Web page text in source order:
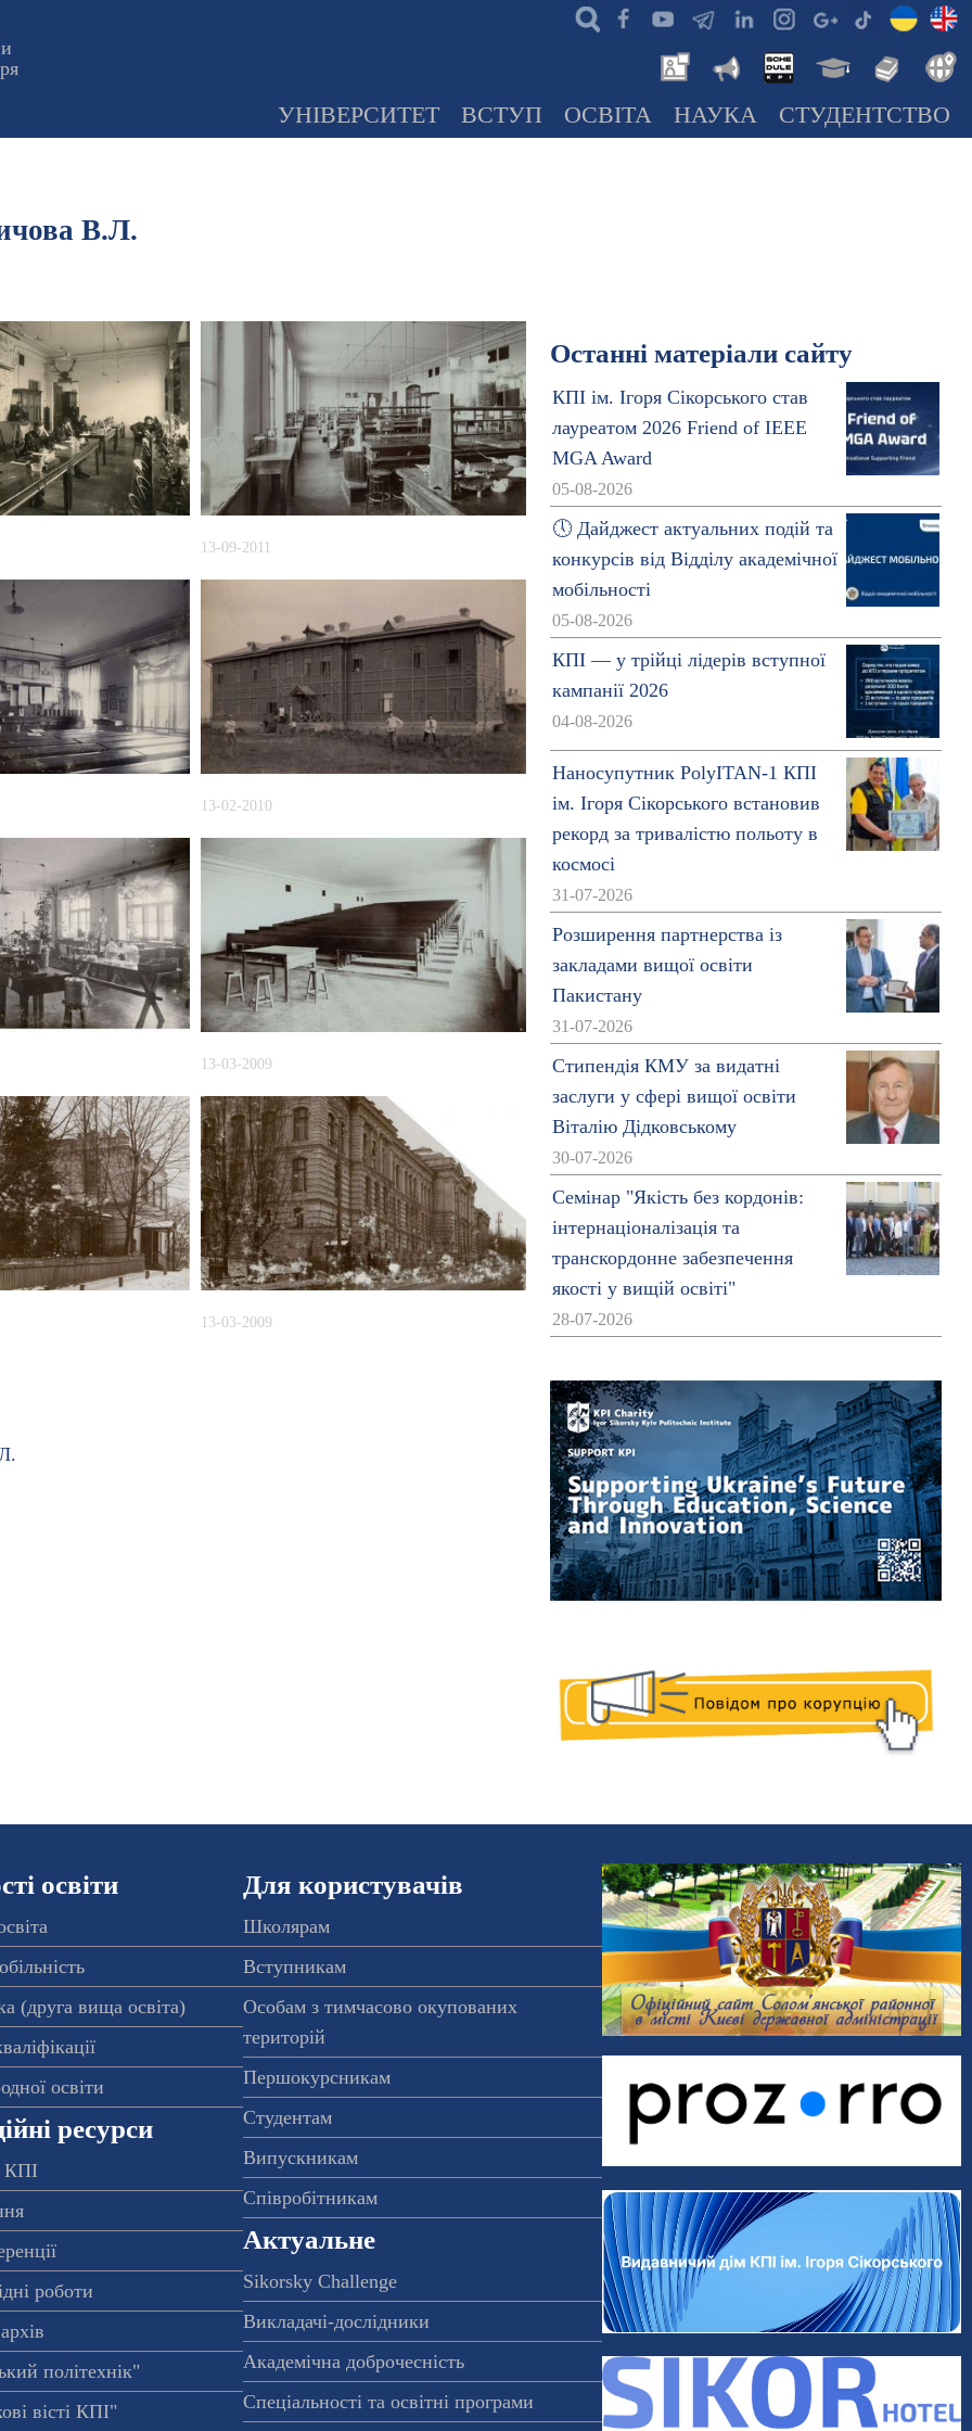
УНІВЕРСИТЕТ ВСТУП ОСВІТА НАУКА СТУДЕНТСТВО
В.Л.
13-09-2011
13-02-2010
13-03-2009
13-03-2009
Останні матеріали сайту
КПІ ім. Ігоря Сікорського став
лауреатом 2026 Friend of IEEE
MGA Award
05-08-2026
🕔 Дайджест актуальних подій та
конкурсів від Відділу академічної
мобільності
05-08-2026
КПІ — у трійці лідерів вступної
кампанії 2026
04-08-2026
Наносупутник PolyITAN-1 КПІ
ім. Ігоря Сікорського встановив
рекорд за тривалістю польоту в
космосі
31-07-2026
Розширення партнерства із
закладами вищої освіти
Пакистану
31-07-2026
Стипендія КМУ за видатні
заслуги у сфері вищої освіти
Віталію Дідковському
30-07-2026
Семінар "Якість без кордонів:
інтернаціоналізація та
транскордонне забезпечення
якості у вищій освіті"
28-07-2026
освіти
(друга вища освіта)
освіти
ресурси
КПІ
роботи
політехнік"
вісті КПІ"
Для користувачів
Школярам
Вступникам
Особам з тимчасово окупованих
територій
Першокурсникам
Студентам
Випускникам
Співробітникам
Актуальне
Sikorsky Challenge
Викладачі-дослідники
Академічна доброчесність
Спеціальності та освітні програми